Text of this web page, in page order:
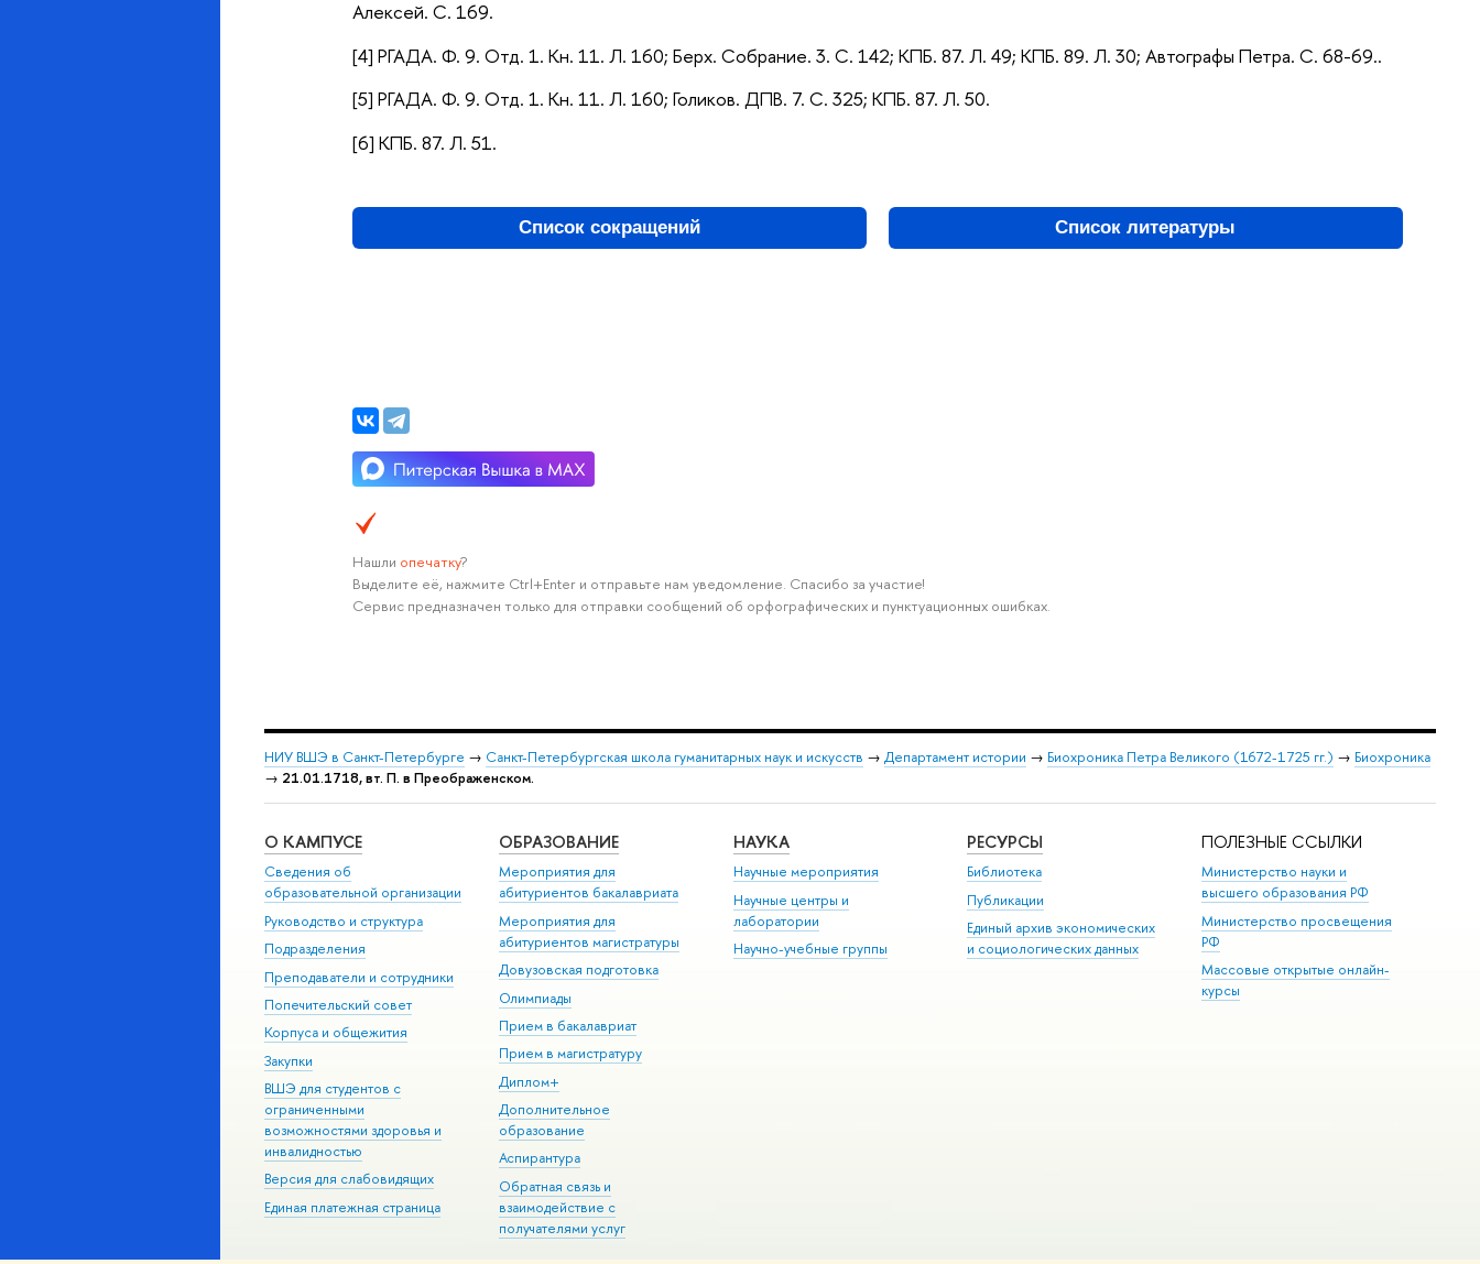
Алексей. С. 169.
[4] РГАДА. Ф. 9. Отд. 1. Кн. 11. Л. 160; Берх. Собрание. 3. С. 142; КПБ. 87. Л. 49; КПБ. 89. Л. 30; Автографы Петра. С. 68-69..
[5] РГАДА. Ф. 9. Отд. 1. Кн. 11. Л. 160; Голиков. ДПВ. 7. С. 325; КПБ. 87. Л. 50.
[6] КПБ. 87. Л. 51.
Список сокращений Список литературы
Нашли опечатку?
Выделите её, нажмите Ctrl+Enter и отправьте нам уведомление. Спасибо за участие!
Сервис предназначен только для отправки сообщений об орфографических и пунктуационных ошибках.
НИУ ВШЭ в Санкт-Петербурге → Санкт-Петербургская школа гуманитарных наук и искусств → Департамент истории → Биохроника Петра Великого (1672-1725 гг.) → Биохроника
→ 21.01.1718, вт. П. в Преображенском.
О КАМПУСЕ
Сведения об
образовательной организации
Руководство и структура
Подразделения
Преподаватели и сотрудники
Попечительский совет
Корпуса и общежития
Закупки
ВШЭ для студентов с
ограниченными
возможностями здоровья и
инвалидностью
Версия для слабовидящих
Единая платежная страница
ОБРАЗОВАНИЕ
Мероприятия для
абитуриентов бакалавриата
Мероприятия для
абитуриентов магистратуры
Довузовская подготовка
Олимпиады
Прием в бакалавриат
Прием в магистратуру
Диплом+
Дополнительное
образование
Аспирантура
Обратная связь и
взаимодействие с
получателями услуг
НАУКА
Научные мероприятия
Научные центры и
лаборатории
Научно-учебные группы
РЕСУРСЫ
Библиотека
Публикации
Единый архив экономических
и социологических данных
ПОЛЕЗНЫЕ ССЫЛКИ
Министерство науки и
высшего образования РФ
Министерство просвещения
РФ
Массовые открытые онлайн-
курсы